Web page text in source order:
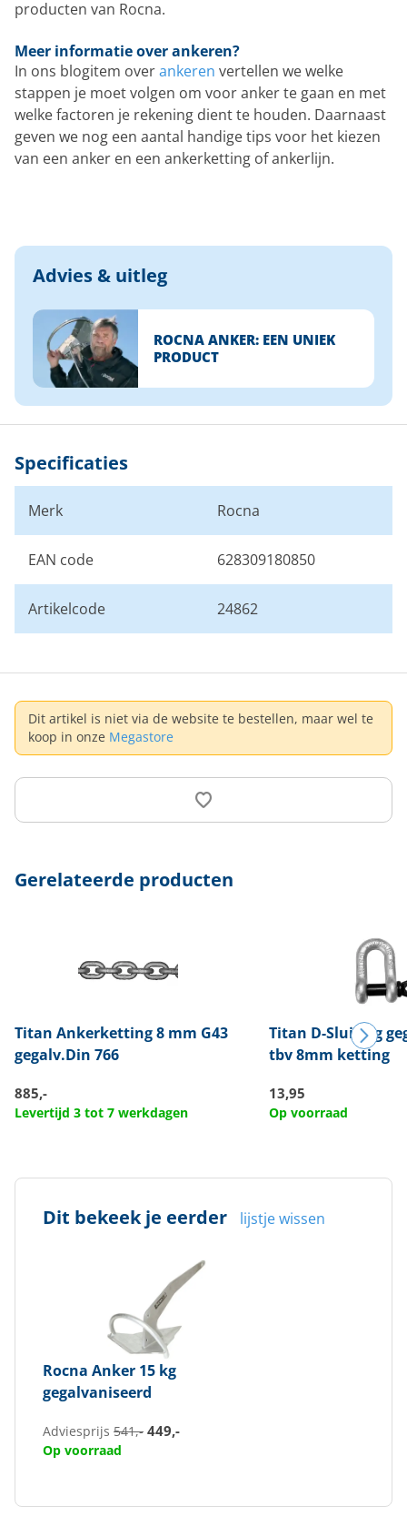
producten van Rocna.
Meer informatie over ankeren?
In ons blogitem overankeren vertellen we welke
stappen je moet volgen om voor anker te gaan en met
welke factoren je rekening dient te houden. Daarnaast
geven we nog een aantal handige tips voor het kiezen
van een anker en een ankerketting of ankerlijn.
Advies & uitleg
ROCNA ANKER: EEN UNIEK
PRODUCT
Specificaties
Merk Rocna
EAN code 628309180850
Artikelcode 24862
Dit artikel is niet via de website te bestellen, maar wel te
koop in onze Megastore
Gerelateerde producten
Titan Ankerketting 8 mm G43
gegalv.Din 766
885,-
Levertijd 3 tot 7 werkdagen
Titan D-Sluiting
tbv 8mm ketting
13,95
Op voorraad
Dit bekeek je eerder lijstje wissen
Rocna Anker 15 kg
gegalvaniseerd
Adviesprijs 541,- 449,-
Op voorraad